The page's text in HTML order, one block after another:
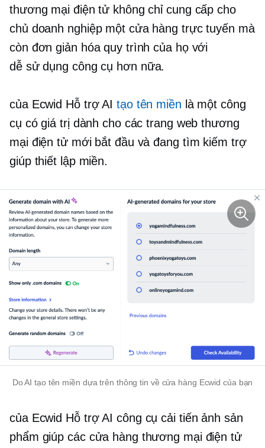
thương mại điện tử không chỉ cung cấp cho
chủ doanh nghiệp một cửa hàng trực tuyến mà
còn đơn giản hóa quy trình của họ với
dễ sử dụng công cụ hơn nữa.
của Ecwid Hỗ trợ AI tạo tên miền là một công
cụ có giá trị dành cho các trang web thương
mại điện tử mới bắt đầu và đang tìm kiếm trợ
giúp thiết lập miền.
Do AI tạo tên miền dựa trên thông tin về cửa hàng Ecwid của bạn
của Ecwid Hỗ trợ AI công cụ cải tiến ảnh sản
phẩm giúp các cửa hàng thương mại điện tử